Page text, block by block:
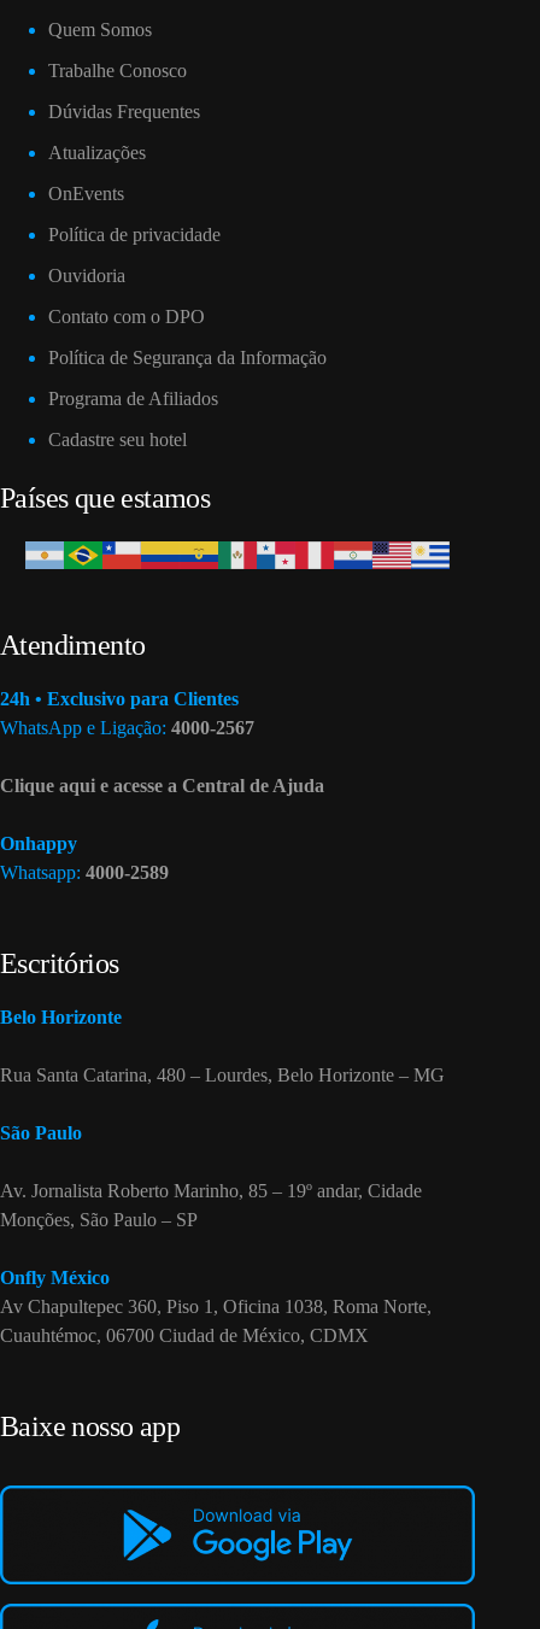
Quem Somos
Trabalhe Conosco
Dúvidas Frequentes
Atualizações
OnEvents
Política de privacidade
Ouvidoria
Contato com o DPO
Política de Segurança da Informação
Programa de Afiliados
Cadastre seu hotel
Países que estamos
Atendimento
24h • Exclusivo para Clientes
WhatsApp e Ligação: 4000-2567
Clique aqui e acesse a Central de Ajuda
Onhappy
Whatsapp: 4000-2589
Escritórios
Belo Horizonte
Rua Santa Catarina, 480 – Lourdes, Belo Horizonte – MG
São Paulo
Av. Jornalista Roberto Marinho, 85 – 19º andar, Cidade
Monções, São Paulo – SP
Onfly México
Av Chapultepec 360, Piso 1, Oficina 1038, Roma Norte,
Cuauhtémoc, 06700 Ciudad de México, CDMX
Baixe nosso app